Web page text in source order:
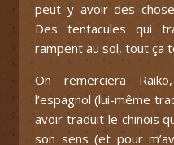
peut y avoir des
Des tentacules qui
rampent au sol, tout ça
On remerciera
l’espagnol (lui-même
avoir traduit le chinois
son sens (et pour